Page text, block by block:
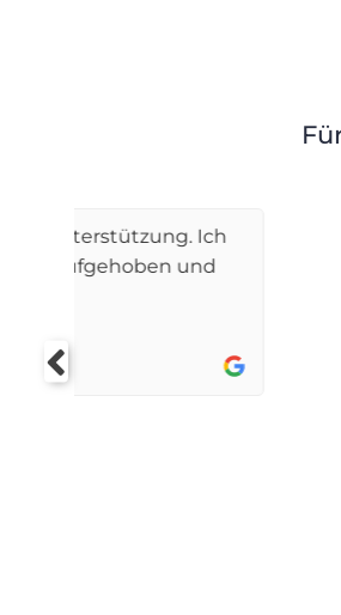
Herr Thaler hat mich
familienrechtlicher
ernst genommen
vor einem